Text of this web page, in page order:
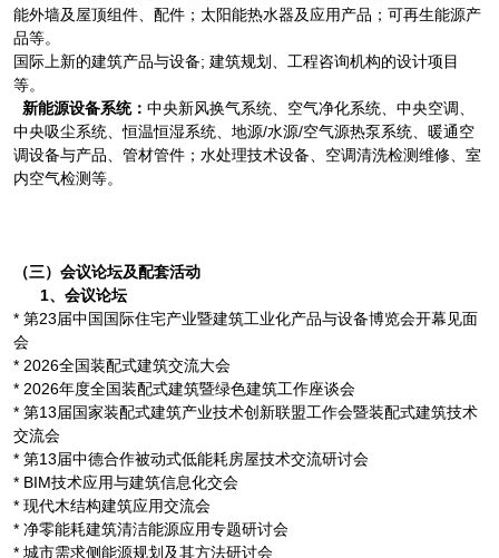
能外墙及屋顶组件、配件；太阳能热水器及应用产品；可再生能源产
品等。
国际上新的建筑产品与设备; 建筑规划、工程咨询机构的设计项目
等。
新能源设备系统： 中央新风换气系统、空气净化系统、中央空调、
中央吸尘系统、恒温恒湿系统、地源/水源/空气源热泵系统、暖通空
调设备与产品、管材管件；水处理技术设备、空调清洗检测维修、室
内空气检测等。
（三）会议论坛及配套活动
1、会议论坛
* 第23届中国国际住宅产业暨建筑工业化产品与设备博览会开幕见面
会
* 2026全国装配式建筑交流大会
* 2026年度全国装配式建筑暨绿色建筑工作座谈会
* 第13届国家装配式建筑产业技术创新联盟工作会暨装配式建筑技术
交流会
* 第13届中德合作被动式低能耗房屋技术交流研讨会
* BIM技术应用与建筑信息化交会
* 现代木结构建筑应用交流会
* 净零能耗建筑清洁能源应用专题研讨会
* 城市需求侧能源规划及其方法研讨会